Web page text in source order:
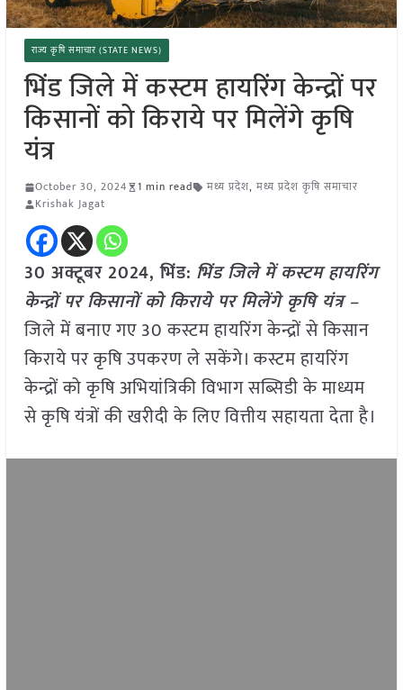
राज्य कृषि समाचार (STATE NEWS)
भिंड जिले में कस्टम हायरिंग केन्द्रों पर
किसानों को किराये पर मिलेंगे कृषि
यंत्र
October 30, 2024 1 min read मध्य प्रदेश, मध्य प्रदेश कृषि समाचार
Krishak Jagat
30 अक्टूबर 2024, भिंड: भिंड जिले में कस्टम हायरिंग
केन्द्रों पर किसानों को किराये पर मिलेंगे कृषि यंत्र –
जिले में बनाए गए 30 कस्टम हायरिंग केन्द्रों से किसान
किराये पर कृषि उपकरण ले सकेंगे। कस्टम हायरिंग
केन्द्रों को कृषि अभियांत्रिकी विभाग सब्सिडी के माध्यम
से कृषि यंत्रों की खरीदी के लिए वित्तीय सहायता देता है।